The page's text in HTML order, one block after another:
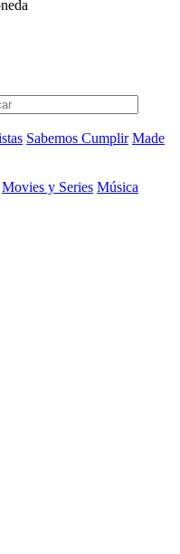
Sabemos Cumplir Made
Movies y Series Música